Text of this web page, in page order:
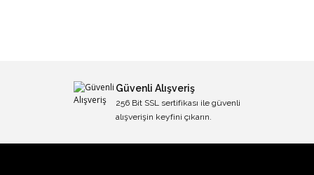
Güvenli Alışveriş
256 Bit SSL sertifikası ile güvenli
alışverişin keyfini çıkarın.